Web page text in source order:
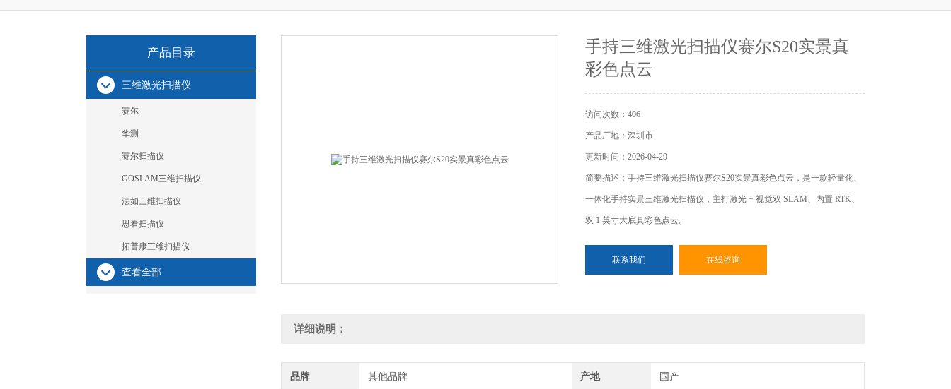
产品目录
三维激光扫描仪
赛尔
华测
赛尔扫描仪
GOSLAM三维扫描仪
法如三维扫描仪
思看扫描仪
拓普康三维扫描仪
查看全部
手持三维激光扫描仪赛尔S20实景真
彩色点云
访问次数：406
产品厂地：深圳市
更新时间：2026-04-29
简要描述：手持三维激光扫描仪赛尔S20实景真彩色点云，是一款轻量化、
一体化手持实景三维激光扫描仪，主打激光 + 视觉双 SLAM、内置 RTK、
双 1 英寸大底真彩色点云。
联系我们 在线咨询
详细说明：
品牌 其他品牌 产地 国产